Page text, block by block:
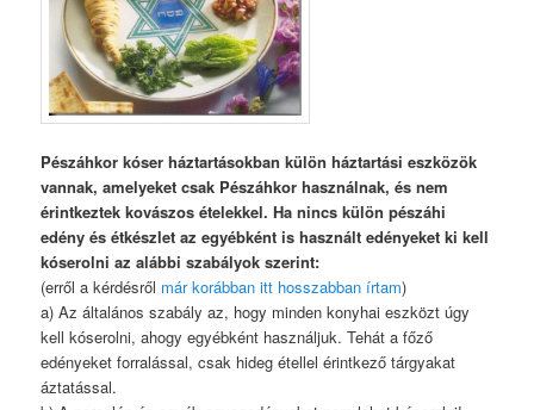
Pészáhkor kóser háztartásokban külön háztartási eszközök
vannak, amelyeket csak Pészáhkor használnak, és nem
érintkeztek kovászos ételekkel. Ha nincs külön pészáhi
edény és étkészlet az egyébként is használt edényeket ki kell
kóserolni az alábbi szabályok szerint:
(erről a kérdésről már korábban itt hosszabban írtam)
a) Az általános szabály az, hogy minden konyhai eszközt úgy
kell kóserolni, ahogy egyébként használjuk. Tehát a főző
edényeket forralással, csak hideg étellel érintkező tárgyakat
áztatással.